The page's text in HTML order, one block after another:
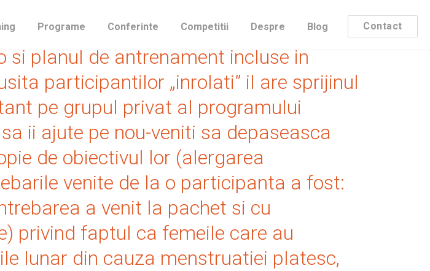
Programe Conferinte Competitii Despre Blog Contact
online 42kRosu a depasit 400
si planul de antrenament incluse in
participantilor „inrolati” il are sprijinul
pe grupul privat al programului
ii ajute pe nou-veniti sa depaseasca
de obiectivul lor (alergarea
venite de la o participanta a fost:
a venit la pachet si cu
privind faptul ca femeile care au
lunar din cauza menstruatiei platesc,